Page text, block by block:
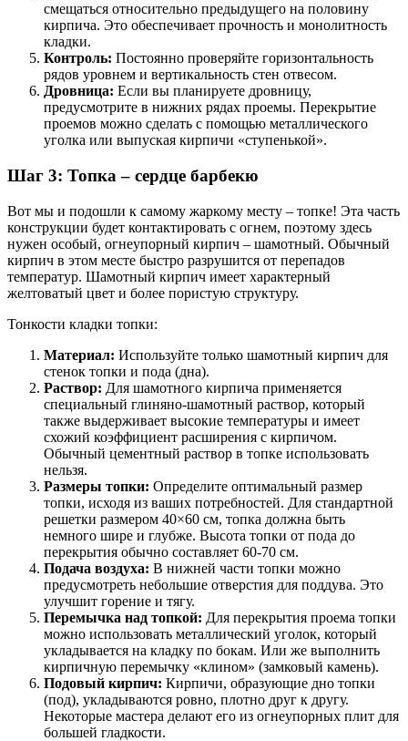
смещаться относительно предыдущего на половину
кирпича. Это обеспечивает прочность и монолитность
кладки.
Контроль: Постоянно проверяйте горизонтальность
рядов уровнем и вертикальность стен отвесом.
Дровница: Если вы планируете дровницу,
предусмотрите в нижних рядах проемы. Перекрытие
проемов можно сделать с помощью металлического
уголка или выпуская кирпичи «ступенькой».
Шаг 3: Топка – сердце барбекю
Вот мы и подошли к самому жаркому месту – топке! Эта часть
конструкции будет контактировать с огнем, поэтому здесь
нужен особый, огнеупорный кирпич – шамотный. Обычный
кирпич в этом месте быстро разрушится от перепадов
температур. Шамотный кирпич имеет характерный
желтоватый цвет и более пористую структуру.
Тонкости кладки топки:
Материал: Используйте только шамотный кирпич для
стенок топки и пода (дна).
Раствор: Для шамотного кирпича применяется
специальный глиняно-шамотный раствор, который
также выдерживает высокие температуры и имеет
схожий коэффициент расширения с кирпичом.
Обычный цементный раствор в топке использовать
нельзя.
Размеры топки: Определите оптимальный размер
топки, исходя из ваших потребностей. Для стандартной
решетки размером 40×60 см, топка должна быть
немного шире и глубже. Высота топки от пода до
перекрытия обычно составляет 60-70 см.
Подача воздуха: В нижней части топки можно
предусмотреть небольшие отверстия для поддува. Это
улучшит горение и тягу.
Перемычка над топкой: Для перекрытия проема топки
можно использовать металлический уголок, который
укладывается на кладку по бокам. Или же выполнить
кирпичную перемычку «клином» (замковый камень).
Подовый кирпич: Кирпичи, образующие дно топки
(под), укладываются ровно, плотно друг к другу.
Некоторые мастера делают его из огнеупорных плит для
большей гладкости.